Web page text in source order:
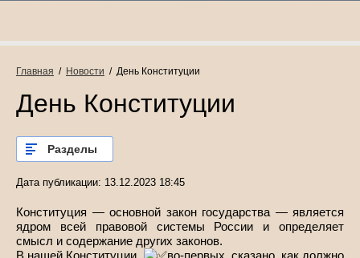
Главная
  /
Новости
  /  День Конституции
День Конституции
Разделы
Дата публикации: 13.12.2023 18:45
Конституция — основной закон государства — является
ядром всей правовой системы России и определяет
смысл и содержание других законов.